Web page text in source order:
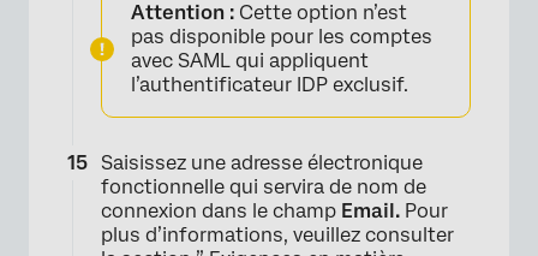
Attention : Cette option n’est
pas disponible pour les comptes
avec SAML qui appliquent
l’authentificateur IDP exclusif.
Saisissez une adresse électronique
fonctionnelle qui servira de nom de
connexion dans le champ Email. Pour
plus d’informations, veuillez consulter